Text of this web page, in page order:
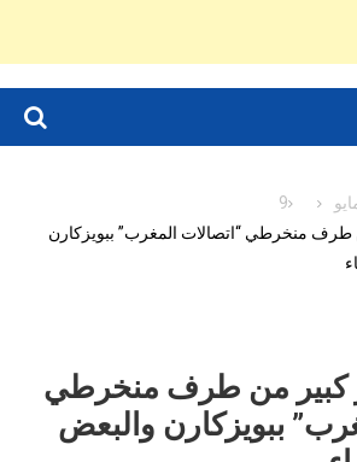
9
طرف منخرطي “اتصالات المغرب” ببويزكارن
كبير من طرف منخرطي
ببويزكارن والبعض